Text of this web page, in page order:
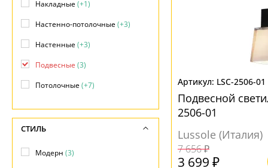
LSC-2506-01
Подвесной
2506-01
Lussole (Италия)
7 656 ₽
3 699 ₽
Накладные(+1)
Настенно-потолочные(+3)
Настенные(+3)
Подвесные (3)
Потолочные(+7)
СТИЛЬ
Модерн (3)